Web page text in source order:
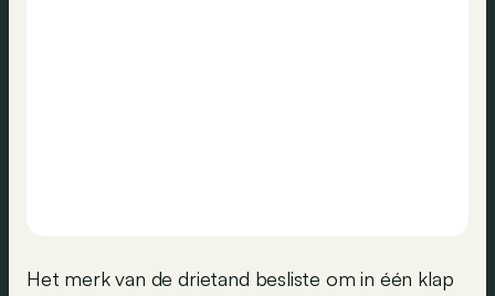
Het merk van de drietand besliste om in één klap